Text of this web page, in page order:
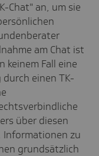
Chat" an, um sie
am Chat ist
keinem Fall eine
einen TK-
über diesen
Informationen zu
grundsätzlich